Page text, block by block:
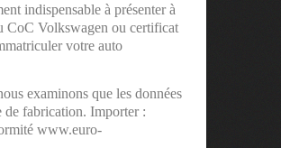
indispensable à présenter à
CoC Volkswagen ou certificat
votre auto
examinons que les données
de fabrication. Importer :
www.euro-